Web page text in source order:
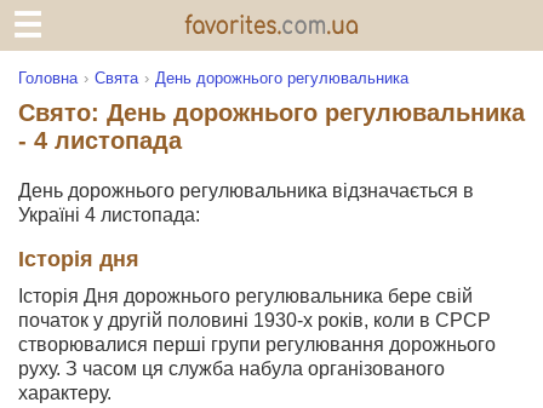
Головна Свята День дорожнього регулювальника
Свято: День дорожнього регулювальника
- 4 листопада
День дорожнього регулювальника відзначається в
Україні 4 листопада:
Історія дня
Історія Дня дорожнього регулювальника бере свій
початок у другій половині 1930-х років, коли в СРСР
створювалися перші групи регулювання дорожнього
руху. З часом ця служба набула організованого
характеру.